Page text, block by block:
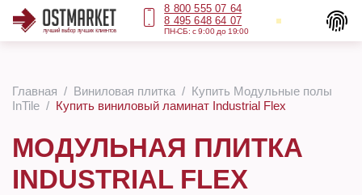
8 800 555 07 64
8 495 648 64 07
ПН-СБ: с 9:00 до 19:00
Главная Виниловая плитка
Купить Модульные полы
InTile
Купить виниловый ламинат Industrial Flex
МОДУЛЬНАЯ ПЛИТКА
INDUSTRIAL FLEX